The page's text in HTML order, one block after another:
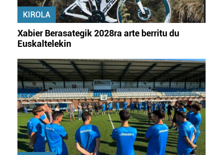
KIROLA
Xabier Berasategik 2028ra arte berritu du
Euskaltelekin